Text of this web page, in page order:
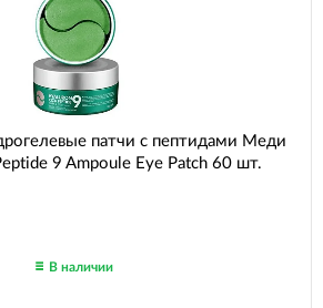
патчи с пептидами Меди
9 Ampoule Eye Patch 60 шт.
В наличии